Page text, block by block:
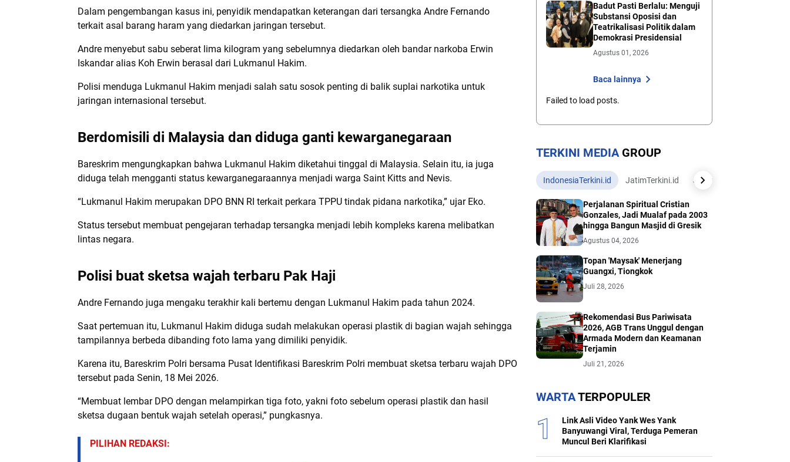
Dalam pengembangan kasus ini, penyidik mendapatkan keterangan dari tersangka Andre Fernando
terkait asal barang haram yang diedarkan jaringan tersebut.
Andre menyebut sabu seberat lima kilogram yang sebelumnya diedarkan oleh bandar narkoba Erwin
Iskandar alias Koh Erwin berasal dari Lukmanul Hakim.
Polisi menduga Lukmanul Hakim menjadi salah satu sosok penting di balik suplai narkotika untuk
jaringan internasional tersebut.
Berdomisili di Malaysia dan diduga ganti kewarganegaraan
Bareskrim mengungkapkan bahwa Lukmanul Hakim diketahui tinggal di Malaysia. Selain itu, ia juga
diduga telah mengganti status kewarganegaraannya menjadi warga Saint Kitts and Nevis.
“Lukmanul Hakim merupakan DPO BNN RI terkait perkara TPPU tindak pidana narkotika,” ujar Eko.
Status tersebut membuat pengejaran terhadap tersangka menjadi lebih kompleks karena melibatkan
lintas negara.
Polisi buat sketsa wajah terbaru Pak Haji
Andre Fernando juga mengaku terakhir kali bertemu dengan Lukmanul Hakim pada tahun 2024.
Saat pertemuan itu, Lukmanul Hakim diduga sudah melakukan operasi plastik di bagian wajah sehingga
tampilannya berbeda dibanding foto lama yang dimiliki penyidik.
Karena itu, Bareskrim Polri bersama Pusat Identifikasi Bareskrim Polri membuat sketsa terbaru wajah DPO
tersebut pada Senin, 18 Mei 2026.
“Membuat lembar DPO dengan melampirkan tiga foto, yakni foto sebelum operasi plastik dan hasil
sketsa dugaan bentuk wajah setelah operasi,” pungkasnya.
PILIHAN REDAKSI:
Badut Pasti Berlalu: Menguji
Substansi Oposisi dan
Teatrikalisasi Politik dalam
Demokrasi Presidensial
Agustus 01, 2026
Baca lainnya
Failed to load posts.
TERKINI MEDIAGROUP
IndonesiaTerkini.id JatimTerkini.id JatengTerkini.id
Perjalanan Spiritual Cristian
Gonzales, Jadi Mualaf pada 2003
hingga Bangun Masjid di Gresik
Agustus 04, 2026
Topan 'Maysak' Menerjang
Guangxi, Tiongkok
Juli 28, 2026
Rekomendasi Bus Pariwisata
2026, AGB Trans Unggul dengan
Armada Modern dan Keamanan
Terjamin
Juli 21, 2026
WARTATERPOPULER
Link Asli Video Yank Wes Yank
Banyuwangi Viral, Terduga Pemeran
Muncul Beri Klarifikasi